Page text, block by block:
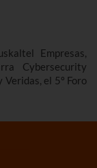
Empresas,
Cybersecurity
el 5º Foro